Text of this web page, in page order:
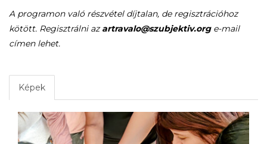
A programon való részvétel díjtalan, de regisztrációhoz
kötött. Regisztrálni azartravalo@szubjektiv.orge-mail
címen lehet.
Képek